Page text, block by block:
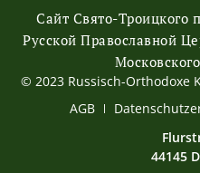
Сайт Свято-Троицкого
Русской Православной
© 2023 Russisch-Orthodoxe
АGB
44145